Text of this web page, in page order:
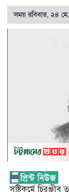
সময় রবিবার, ২৪
সৃষ্টিকর্মে চিরঞ্জীব